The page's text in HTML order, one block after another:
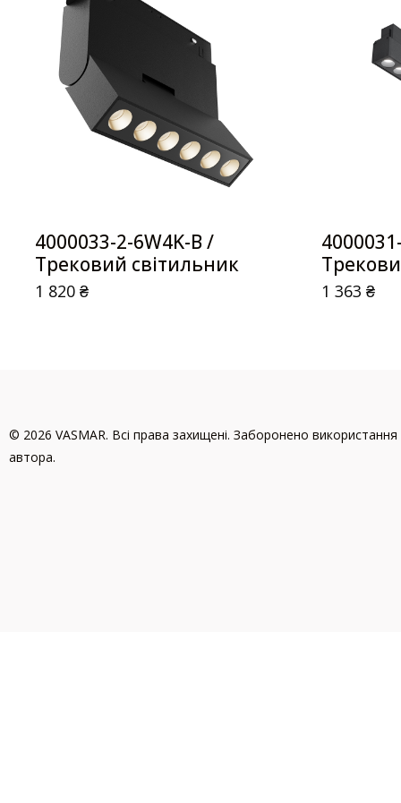
4000033-2-6W4K-B /
Трековий світильник
1 820₴ 1 363₴
© 2026 VASMAR. Всі права захищені. Заборонено використання
автора.